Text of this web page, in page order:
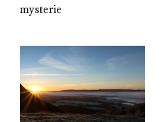
mysterie